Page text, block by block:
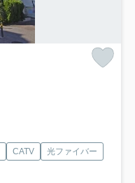
CATV
光ファイバー